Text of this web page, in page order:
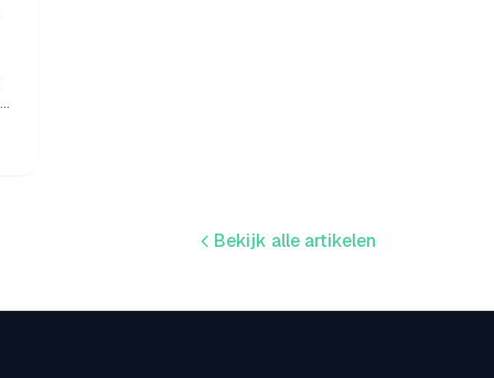
Bekijk alle artikelen